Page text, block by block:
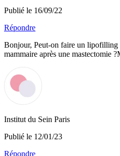
Publié le 16/09/22
Répondre
Bonjour, Peut-on faire un lipofilling
mammaire après une mastectomie
Institut du Sein Paris
Publié le 12/01/23
Répondre